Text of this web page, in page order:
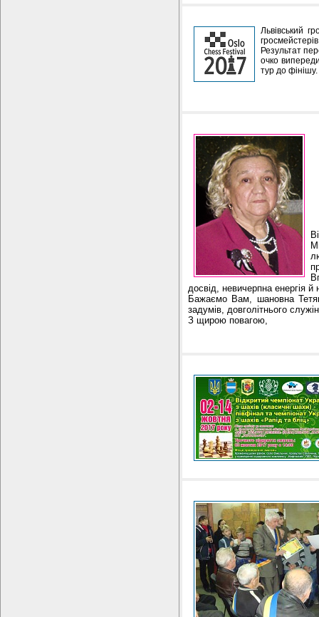
Львівський
Результат
очко
тур до фінішу.
досвід, невичерпна енергія
Бажаємо Вам, шановна
задумів, довголітнього
З щирою повагою,